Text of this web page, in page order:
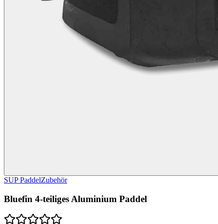
SUP PaddelZubehör
Bluefin 4-teiliges Aluminium Paddel